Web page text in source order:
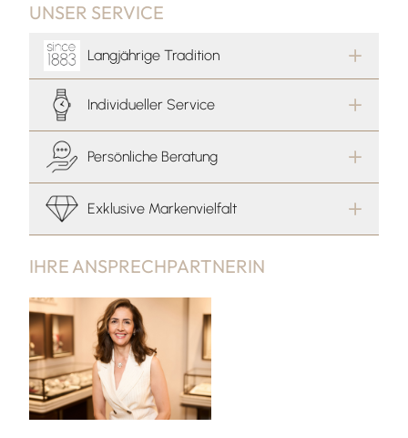
IHRE ANSPRECHPARTNERIN
UNSER SERVICE
Langjährige Tradition
Individueller Service
Persönliche Beratung
Exklusive Markenvielfalt